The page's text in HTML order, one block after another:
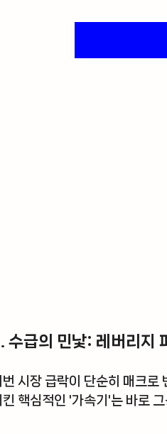
수급의 민낯: 레버리지
번 시장 급락이 단순히 매크로
킨 핵심적인 '가속기'는 바로